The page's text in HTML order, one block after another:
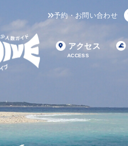
予約・お問い合わせ
アクセス
ACCESS